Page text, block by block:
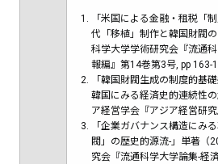
「米国による金融・租税「
代「移植」制作と韓国財閥
科学大学学術研究会『流通
報編』第14巻第3号, pp 163-
「韓国財閥生成の制度的基
韓国にみる経済史的連続性
ア経営学会『アジア経営研
「企業ガバナンス構造にみ
閥」の歴史的源流-」単著（
究会『流通科学大学論集-経